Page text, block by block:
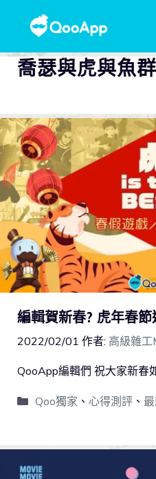
喬瑟與虎與魚群
編輯賀新春? 虎年春
2022/02/01 作者: 高級雜工
QooApp編輯們 祝大家新
Qoo獨家 、 心得測評、